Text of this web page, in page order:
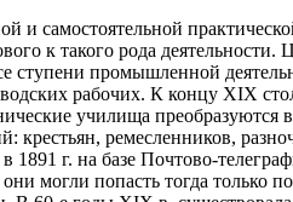
и самостоятельной
к такого рода
ступени промышленной
рабочих. К концу XIX
училища
ремесленников,
г. на базе Почтово-
могли попасть тогда